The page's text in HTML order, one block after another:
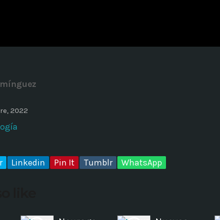
Time
2022
Linkedin Pin It Tumblr WhatsApp